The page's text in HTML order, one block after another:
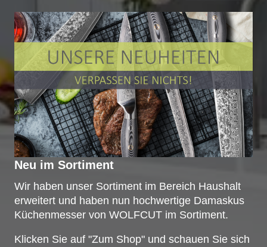
Neu im Sortiment
Wir haben unser Sortiment im Bereich Haushalt
erweitert und haben nun hochwertige Damaskus
Küchenmesser von WOLFCUT im Sortiment.
Klicken Sie auf "Zum Shop" und schauen Sie sich